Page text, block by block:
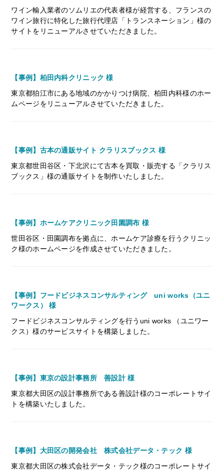
ワイン輸入業者のソムリエの代表者様が経営する、フランスの
ワイン旅行に特化した旅行代理店「トランスネーション」様の
サイトをリニューアルさせていただきました。
【事例】柏田内科クリニック 様
東京都狛江市にある地域のかかりつけ病院、柏田内科様のホー
ムページをリニューアルさせていただきました。
【事例】古本の通販サイト クラリスブックス 様
東京都世田谷区・下北沢にて古本を買取・販売する「クラリス
ブックス」様の通販サイトを制作いたしました。
【事例】ホームケアクリニック田園調布 様
世田谷区・田園調布を拠点に、ホームケア診療を行うクリニッ
ク様のホームページを作成させていただきました。
【事例】フードビジネスコンサルティング uni works（ユニ
ワークス） 様
フードビジネスコンサルティングを行うuni works （ユニワー
クス）様のサービスサイトを構築しました。
【事例】東京の設計事務所 善設計 様
東京都大田区の設計事務所である善設計様のコーポレートサイ
トを構築いたしました。
【事例】大田区の開発会社 株式会社データ・テック 様
東京都大田区の株式会社データ・テック様のコーポレートサイ